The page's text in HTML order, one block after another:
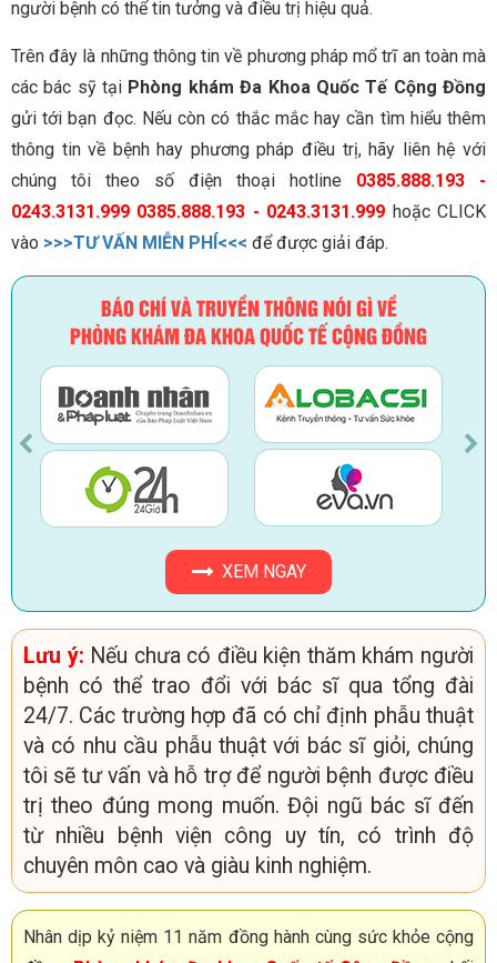
người bệnh có thể tin tưởng và điều trị hiệu quả.
Trên đây là những thông tin về phương pháp mổ trĩ an toàn mà
các bác sỹ tại Phòng khám Đa Khoa Quốc Tế Cộng Đồng
gửi tới bạn đọc. Nếu còn có thắc mắc hay cần tìm hiểu thêm
thông tin về bệnh hay phương pháp điều trị, hãy liên hệ với
chúng tôi theo số điện thoại hotline 0385.888.193 -
0243.3131.999 0385.888.193 - 0243.3131.999 hoặc CLICK
vào >>>TƯ VẤN MIỄN PHÍ<<< để được giải đáp.
BÁO CHÍ VÀ TRUYỀN THÔNG NÓI GÌ VỀ
PHÒNG KHÁM ĐA KHOA QUỐC TẾ CỘNG ĐỒNG
XEM NGAY
Lưu ý: Nếu chưa có điều kiện thăm khám người
bệnh có thể trao đổi với bác sĩ qua tổng đài
24/7. Các trường hợp đã có chỉ định phẫu thuật
và có nhu cầu phẫu thuật với bác sĩ giỏi, chúng
tôi sẽ tư vấn và hỗ trợ để người bệnh được điều
trị theo đúng mong muốn. Đội ngũ bác sĩ đến
từ nhiều bệnh viện công uy tín, có trình độ
chuyên môn cao và giàu kinh nghiệm.
Nhân dịp kỷ niệm 11 năm đồng hành cùng sức khỏe cộng